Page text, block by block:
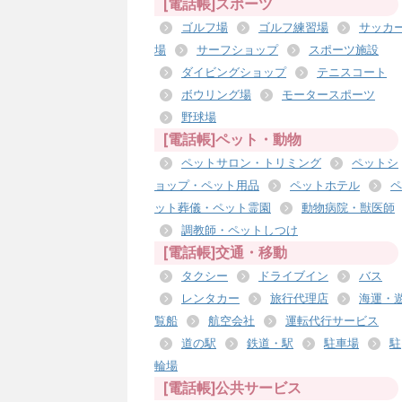
[電話帳]スポーツ
ゴルフ場 ゴルフ練習場
サッカ
場
サーフショップ
スポーツ施設
ダイビングショップ
テニスコート
ボウリング場
モータースポーツ
野球場
[電話帳]ペット・動物
ペットサロン・トリミング
ペットシ
ョップ・ペット用品
ペットホテル
ペ
ット葬儀・ペット霊園
動物病院・獣医師
調教師・ペットしつけ
[電話帳]交通・移動
タクシー ドライブイン
バス
レンタカー
旅行代理店
海運・
覧船
航空会社
運転代行サービス
道の駅
鉄道・駅 駐車場
駐
輪場
[電話帳]公共サービス